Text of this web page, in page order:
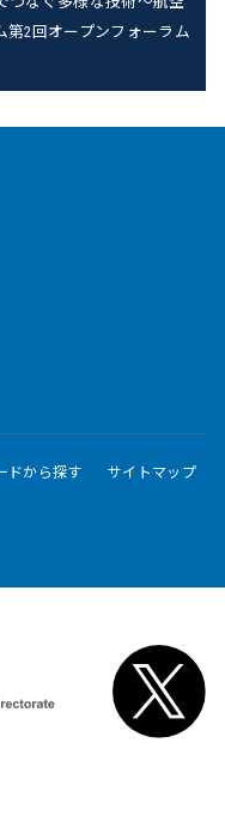
第2回オープンフォーラム
ドから探す サイトマップ